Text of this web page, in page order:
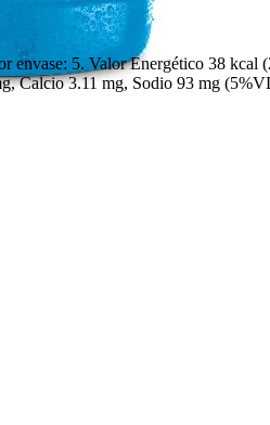
envase: 5. Valor Energético 38
Calcio 3.11 mg, Sodio 93 mg